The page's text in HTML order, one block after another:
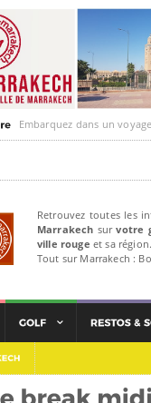
Embarquez dans un voyage
Retrouvez toutes les
Marrakech survotre
ville rouge et sa région.
Tout sur Marrakech :